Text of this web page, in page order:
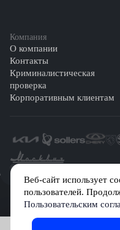
Веб-сайт использует
пользователей.
Пользовательским
Компания
О компании
Контакты
Криминалистическая
проверка
Корпоративным клиентам
©️ 2026 Fresh Auto
Сетевое издание «Первый
Решением Федеральной службы
технологий и массовых
29 декабря 2022 г.